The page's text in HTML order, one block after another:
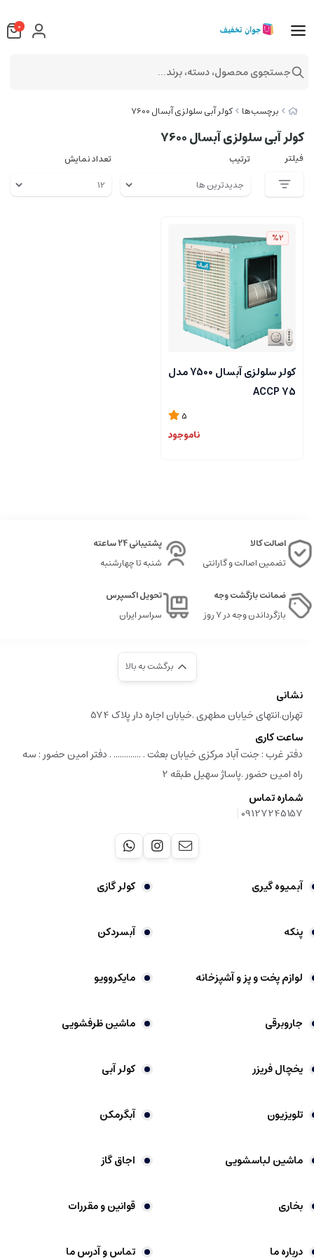
برچسب‌ها کولر آبی سلولزی آبسال 7600
کولر آبی سلولزی آبسال 7600
فیلتر ترتیب تعداد نمایش
%2
کولر سلولزی آبسال 7500 مدل
ACCP 75
5
ناموجود
اصالت کالا
تضمین اصالت و گارانتی
پشتیبانی 24 ساعته
شنبه تا چهارشنبه
ضمانت بازگشت وجه
بازگرداندن وجه در ۷ روز
تحویل اکسپرس
سراسر ایران
برگشت به بالا
نشانی
تهران.انتهای خیابان مطهری .خیابان اجاره دار پلاک 574
ساعت کاری
دفتر غرب : جنت آباد مرکزی خیابان بعثت . ............. . دفتر امین حضور : سه
راه امین حضور .پاساژ سهیل طبقه 2
شماره تماس
09127245157
|
آبمیوه گیری کولر گازی
پنکه آبسردکن
لوازم پخت و پز و آشپزخانه مایکروویو
جاروبرقی ماشین ظرفشویی
یخچال فریزر کولر آبی
تلویزیون آبگرمکن
ماشین لباسشویی اجاق گاز
بخاری قوانین و مقررات
درباره ما تماس و آدرس ما
0
جستجوی محصول، دسته، برند...